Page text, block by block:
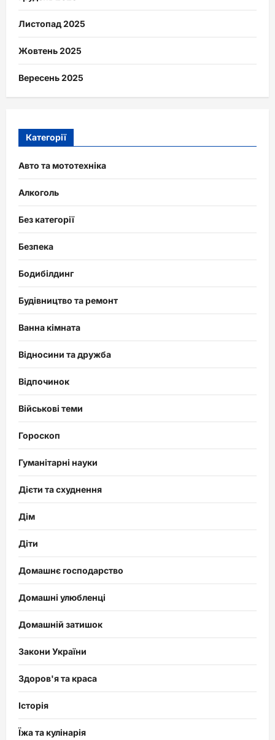
Листопад 2025
Жовтень 2025
Вересень 2025
Категорії
Авто та мототехніка
Алкоголь
Без категорії
Безпека
Бодибілдинг
Будівництво та ремонт
Ванна кімната
Відносини та дружба
Відпочинок
Військові теми
Гороскоп
Гуманітарні науки
Дієти та схуднення
Дім
Діти
Домашнє господарство
Домашні улюбленці
Домашній затишок
Закони України
Здоров'я та краса
Історія
Їжа та кулінарія